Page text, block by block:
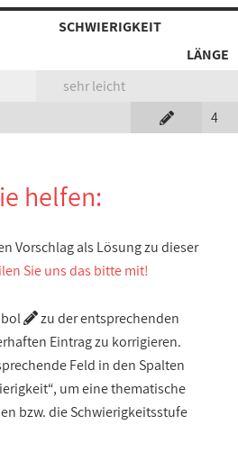
SCHWIERIGKEIT
LÄNGE
sehr leicht
4
helfen:
Vorschlag als Lösung zu dieser
Sie uns das bitte mit!
zu der entsprechenden
Eintrag zu korrigieren.
Feld in den Spalten
um eine thematische
bzw. die Schwierigkeitsstufe